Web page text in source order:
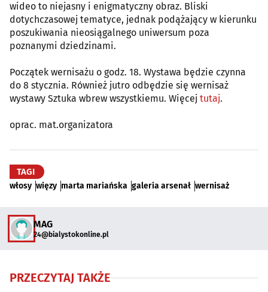
wideo to niejasny i enigmatyczny obraz. Bliski
dotychczasowej tematyce, jednak podążający w kierunku
poszukiwania nieosiągalnego uniwersum poza
poznanymi dziedzinami.
Początek wernisażu o godz. 18. Wystawa będzie czynna
do 8 stycznia. Również jutro odbędzie się wernisaż
wystawy Sztuka wbrew wszystkiemu. Więcej tutaj.
oprac. mat.organizatora
TAGI
włosy więzy marta mariańska galeria arsenał wernisaż
MAG
24@bialystokonline.pl
PRZECZYTAJ TAKŻE